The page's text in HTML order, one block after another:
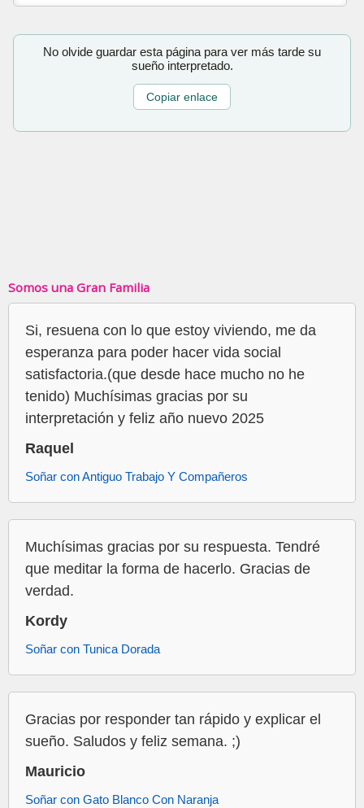
No olvide guardar esta página para ver más tarde su
sueño interpretado.
Copiar enlace
Somos una Gran Familia
Si, resuena con lo que estoy viviendo, me da
esperanza para poder hacer vida social
satisfactoria.(que desde hace mucho no he
tenido) Muchísimas gracias por su
interpretación y feliz año nuevo 2025
Raquel
Soñar con Antiguo Trabajo Y Compañeros
Muchísimas gracias por su respuesta. Tendré
que meditar la forma de hacerlo. Gracias de
verdad.
Kordy
Soñar con Tunica Dorada
Gracias por responder tan rápido y explicar el
sueño. Saludos y feliz semana. ;)
Mauricio
Soñar con Gato Blanco Con Naranja